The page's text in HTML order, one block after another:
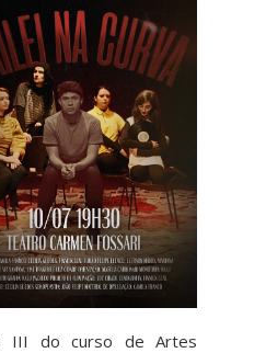
III do curso de Artes